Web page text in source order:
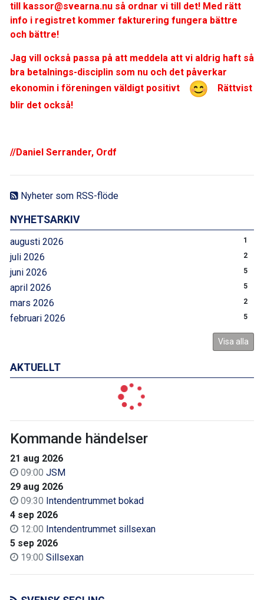
Nyheter som RSS-flöde
NYHETSARKIV
augusti 2026 1
juli 2026 2
juni 2026 5
april 2026 5
mars 2026 2
februari 2026 5
Visa alla
AKTUELLT
Kommande händelser
21 aug 2026
09:00 JSM
29 aug 2026
09:30 Intendentrummet bokad
4 sep 2026
12:00 Intendentrummet sillsexan
5 sep 2026
19:00 Sillsexan
till kassor@svearna.nu så ordnar vi till det! Med rätt
info i registret kommer fakturering fungera bättre
och bättre!
Jag vill också passa på att meddela att vi aldrig haft så
bra betalnings-disciplin som nu och det påverkar
ekonomin i föreningen väldigt positivt
Rättvist
blir det också!
//Daniel Serrander, Ordf